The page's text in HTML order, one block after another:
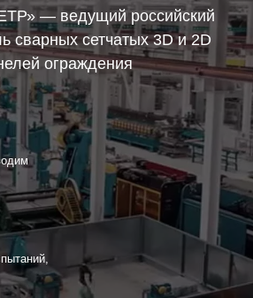
— ведущий российский
сварных сетчатых 3D и 2D
ограждения